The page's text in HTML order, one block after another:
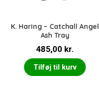
K. Haring – Catchall Angel
Ash Tray
485,00 kr.
Tilføj til kurv